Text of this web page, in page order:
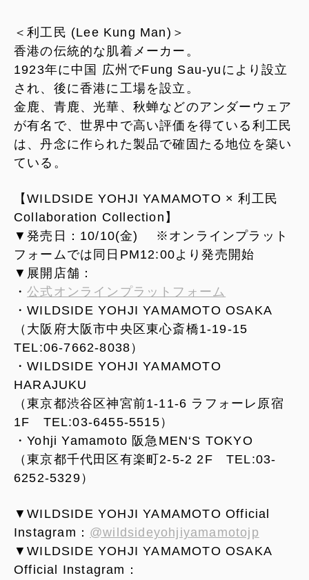
＜利工民 (Lee Kung Man)＞
香港の伝統的な肌着メーカー。
1923年に中国 広州でFung Sau-yuにより設立
され、後に香港に工場を設立。
金鹿、青鹿、光華、秋蝉などのアンダーウェア
が有名で、世界中で高い評価を得ている利工民
は、丹念に作られた製品で確固たる地位を築い
ている。
【WILDSIDE YOHJI YAMAMOTO × 利工民
Collaboration Collection】
▼発売日：10/10(金) ※オンラインプラット
フォームでは同日PM12:00より発売開始
▼展開店舗：
・公式オンラインプラットフォーム
・WILDSIDE YOHJI YAMAMOTO OSAKA
（大阪府大阪市中央区東心斎橋1-19-15
TEL:06-7662-8038）
・WILDSIDE YOHJI YAMAMOTO
HARAJUKU
（東京都渋谷区神宮前1-11-6 ラフォーレ原宿
1F TEL:03-6455-5515）
・Yohji Yamamoto 阪急MEN‘S TOKYO
（東京都千代田区有楽町2-5-2 2F TEL:03-
6252-5329）
▼WILDSIDE YOHJI YAMAMOTO Official
Instagram： @wildsideyohjiyamamotojp
▼WILDSIDE YOHJI YAMAMOTO OSAKA
Official Instagram：